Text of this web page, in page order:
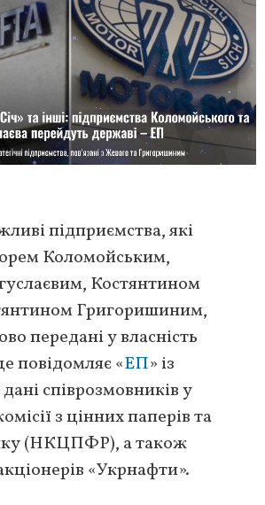
підприємства, які
Коломойським,
Костянтином
Григоришиним,
передані у власність
повідомляє «ЕП» із
співрозмовників у
з цінних паперів та
(НКЦПФР), а також
«Укрнафти».